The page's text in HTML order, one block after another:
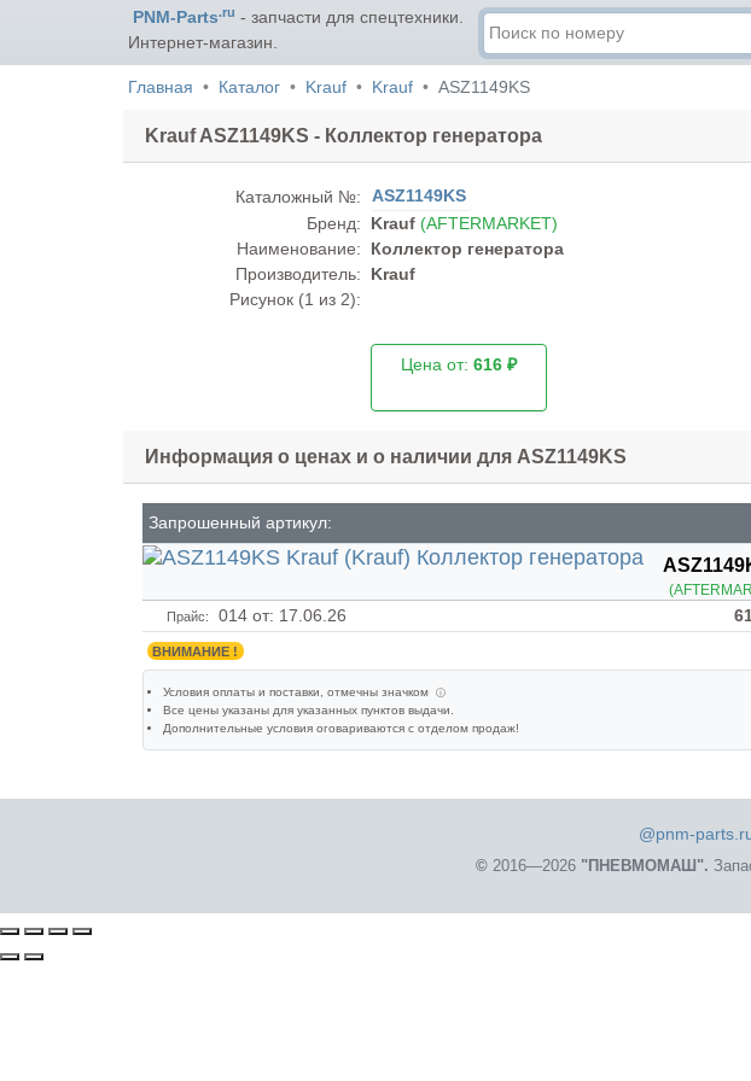
PNM-Parts.ru - запчасти для спецтехники.
Интернет-магазин.
Главная Каталог Krauf Krauf ASZ1149KS
Krauf ASZ1149KS - Коллектор генератора
Каталожный №:
ASZ1149KS
Бренд:
Krauf (AFTERMARKET)
Наименование:
Коллектор генератора
Производитель:
Krauf
Рисунок (1 из 2):
Цена от: 616 ₽
Информация о ценах и о наличии для ASZ1149KS
Запрошенный артикул:
Прайс: 014 от: 17.06.26
ВНИМАНИЕ !
Условия оплаты и поставки , отмечны значком ⓘ
Все цены указаны для указанных пунктов выдачи
Дополнительные условия оговариваются с отделом продаж!
@pnm-
© 2016—2026 "ПНЕВМОМАШ".